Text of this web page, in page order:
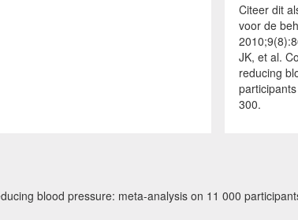
Citeer dit
voor de
JK, et al.
reducing
300.
blood pressure: meta-analysis on 11 000